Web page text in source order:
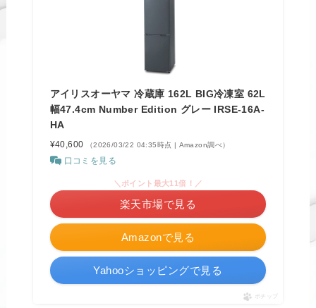
アイリスオーヤマ 冷蔵庫 162L BIG冷凍室 62L
幅47.4cm Number Edition グレー IRSE-16A-
HA
¥40,600 （2026/03/22 04:35時点 | Amazon調べ）
口コミを見る
Amazonで見る
＼ポイント最大11倍！／
楽天市場で見る
Yahooショッピングで見る
ポチップ